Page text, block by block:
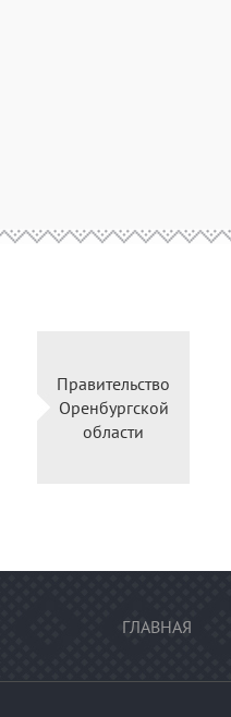
Правительство
Оренбургской
области
ГЛАВНАЯ